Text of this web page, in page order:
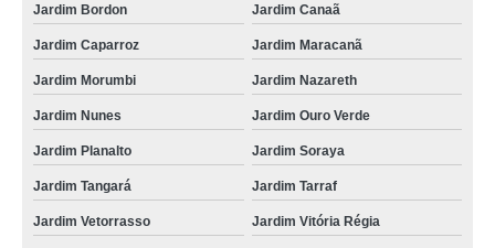
Jardim Bordon Jardim Canaã
Jardim Caparroz Jardim Maracanã
Jardim Morumbi Jardim Nazareth
Jardim Nunes Jardim Ouro Verde
Jardim Planalto Jardim Soraya
Jardim Tangará Jardim Tarraf
Jardim Vetorrasso Jardim Vitória Régia